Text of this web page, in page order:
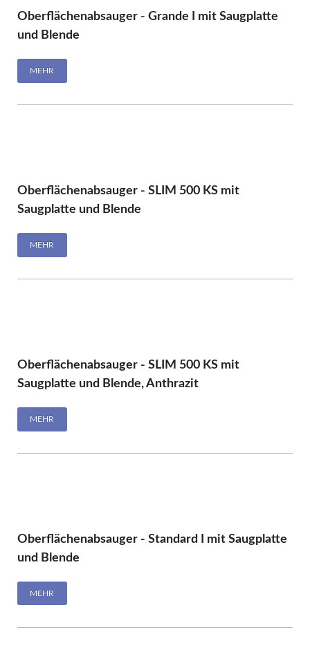
Oberflächenabsauger - Grande I mit Saugplatte
und Blende
MEHR
Oberflächenabsauger - SLIM 500 KS mit
Saugplatte und Blende
MEHR
Oberflächenabsauger - SLIM 500 KS mit
Saugplatte und Blende, Anthrazit
MEHR
Oberflächenabsauger - Standard I mit Saugplatte
und Blende
MEHR